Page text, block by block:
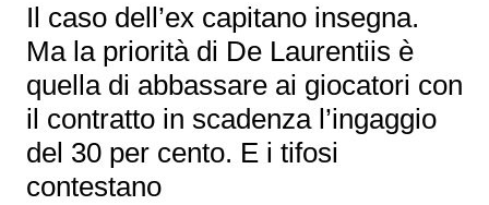
Il caso dell’ex capitano insegna.
Ma la priorità di De Laurentiis è
quella di abbassare ai giocatori con
il contratto in scadenza l’ingaggio
del 30 per cento. E i tifosi
contestano